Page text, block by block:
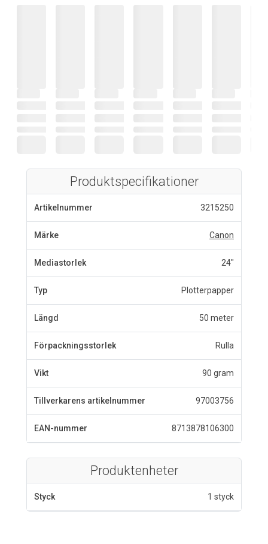
Produktspecifikationer
Artikelnummer 3215250
Märke Canon
Mediastorlek 24"
Typ Plotterpapper
Längd 50 meter
Förpackningsstorlek Rulla
Vikt 90 gram
Tillverkarens artikelnummer 97003756
EAN-nummer 8713878106300
Produktenheter
Styck 1 styck